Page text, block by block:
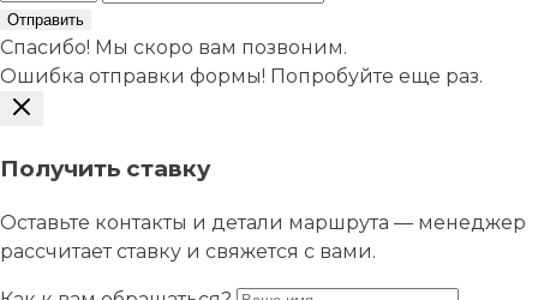
Отправить
Спасибо! Мы скоро вам позвоним.
Ошибка отправки формы! Попробуйте еще раз.
Получить ставку
Оставьте контакты и детали маршрута — менеджер
рассчитает ставку и свяжется с вами.